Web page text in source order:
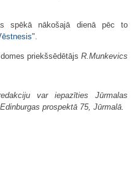
spēkā nākošajā dienā pēc to
".
priekšsēdētājs R.Munkevics
var iepazīties Jūrmalas
prospektā 75, Jūrmalā.